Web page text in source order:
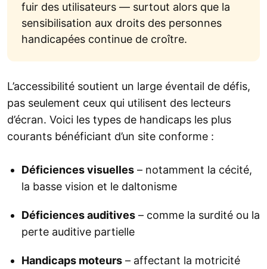
fuir des utilisateurs — surtout alors que la
sensibilisation aux droits des personnes
handicapées continue de croître.
L’accessibilité soutient un large éventail de défis,
pas seulement ceux qui utilisent des lecteurs
d’écran. Voici les types de handicaps les plus
courants bénéficiant d’un site conforme :
Déficiences visuelles – notamment la cécité,
la basse vision et le daltonisme
Déficiences auditives – comme la surdité ou la
perte auditive partielle
Handicaps moteurs – affectant la motricité